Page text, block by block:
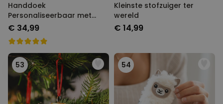
Handdoek
Personaliseerbaar met
Verschillende
Achtergronden
€ 34,99
Kleinste stofzuiger ter
wereld
€ 14,99
53 54